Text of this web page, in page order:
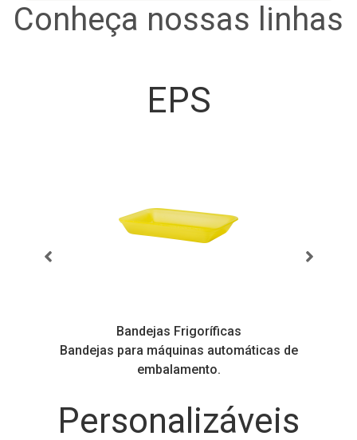
Conheça nossas linhas
EPS
Bandejas Frigoríficas
Bandejas para máquinas automáticas de
embalamento.
Personalizáveis